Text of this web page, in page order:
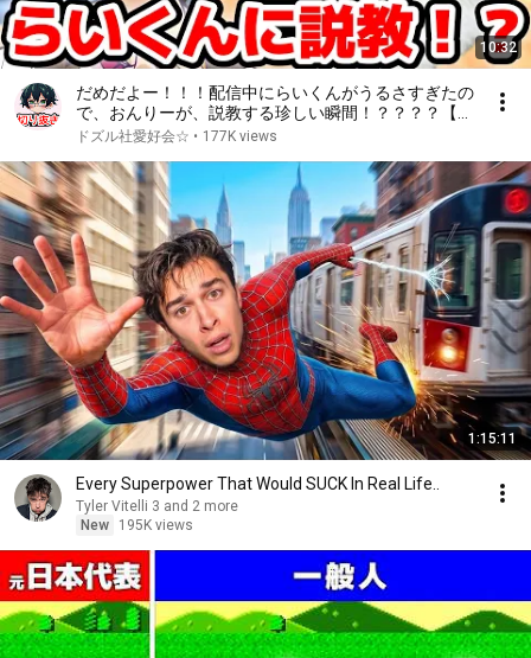
10:32
だめだよー！！！配信中にらいくんがうるさすぎたの
で、おんりーが、説教する珍しい瞬間！？？？？【ド
ズル社/切り抜き】
ドズル社愛好会☆ • 177K views
1:15:11
Every Superpower That Would SUCK In Real Life..
Tyler Vitelli 3 and 2 more
New
195K views